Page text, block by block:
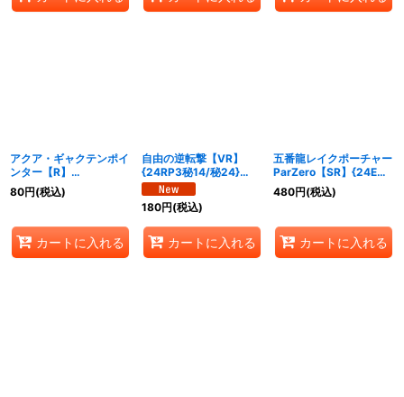
アクア・ギャクテンポイ
ンター【R】
{24RP316/76}《水》
80円(税込)
カートに入れる
自由の逆転撃【VR】
{24RP3秘14/秘24}
《水》
180円(税込)
カートに入れる
五番龍レイクポーチャー
ParZero【SR】{24EX2
超13/超47}《水》
480円(税込)
カートに入れる